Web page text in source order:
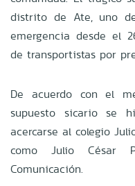
distrito de Ate, uno
emergencia desde el
de transportistas por
De acuerdo con el
supuesto sicario se
acercarse al colegio
como Julio César
Comunicación.